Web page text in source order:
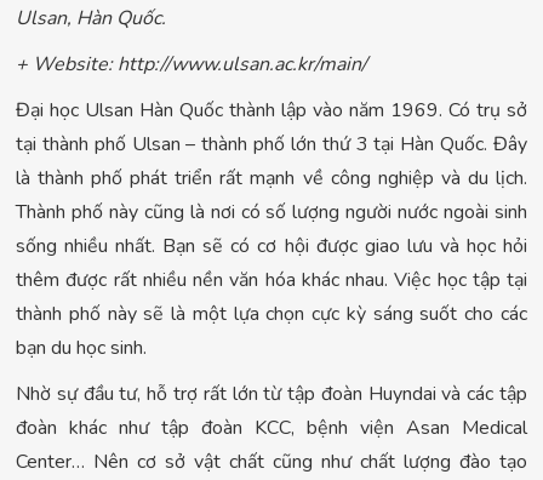
Ulsan, Hàn Quốc.
+ Website: http://www.ulsan.ac.kr/main/
Đại học Ulsan Hàn Quốc thành lập vào năm 1969. Có trụ sở
tại thành phố Ulsan – thành phố lớn thứ 3 tại Hàn Quốc. Đây
là thành phố phát triển rất mạnh về công nghiệp và du lịch.
Thành phố này cũng là nơi có số lượng người nước ngoài sinh
sống nhiều nhất. Bạn sẽ có cơ hội được giao lưu và học hỏi
thêm được rất nhiều nền văn hóa khác nhau. Việc học tập tại
thành phố này sẽ là một lựa chọn cực kỳ sáng suốt cho các
bạn du học sinh.
Nhờ sự đầu tư, hỗ trợ rất lớn từ tập đoàn Huyndai và các tập
đoàn khác như tập đoàn KCC, bệnh viện Asan Medical
Center… Nên cơ sở vật chất cũng như chất lượng đào tạo